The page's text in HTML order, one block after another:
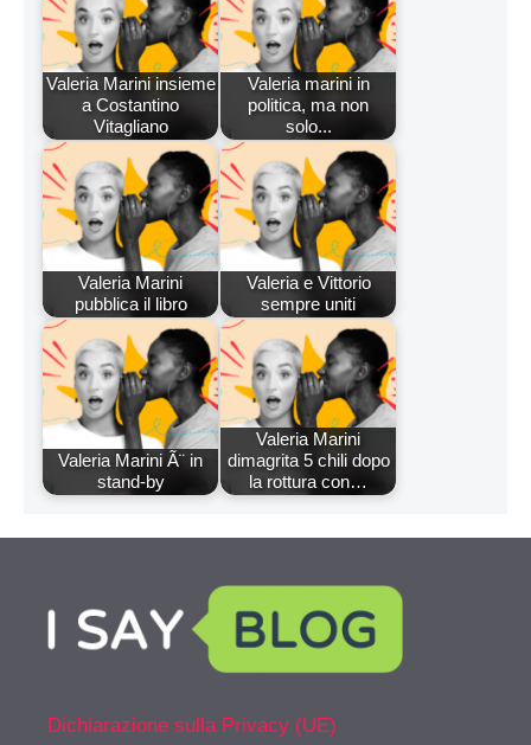
Valeria Marini insieme
a Costantino
Vitagliano
Valeria marini in
politica, ma non
solo...
Valeria Marini
pubblica il libro
Valeria e Vittorio
sempre uniti
Valeria Marini Ã¨ in
stand-by
Valeria Marini
dimagrita 5 chili dopo
la rottura con…
Dichiarazione sulla Privacy (UE)